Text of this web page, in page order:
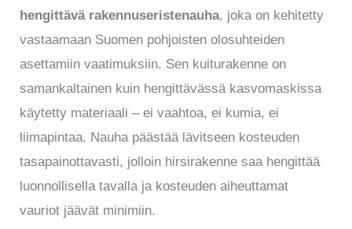
hengittävä rakennuseristenauha, joka on kehitetty
vastaamaan Suomen pohjoisten olosuhteiden
asettamiin vaatimuksiin. Sen kuiturakenne on
samankaltainen kuin hengittävässä kasvomaskissa
käytetty materiaali – ei vaahtoa, ei kumia, ei
liimapintaa. Nauha päästää lävitseen kosteuden
tasapainottavasti, jolloin hirsirakenne saa hengittää
luonnollisella tavalla ja kosteuden aiheuttamat
vauriot jäävät minimiin.